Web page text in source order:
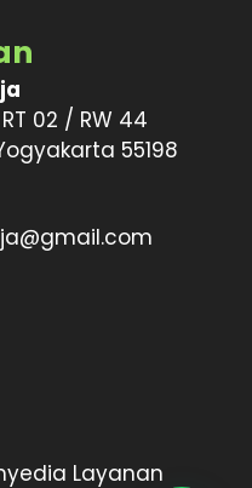
02 / RW 44
55198
Layanan